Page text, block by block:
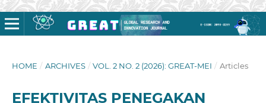
HOME / ARCHIVES / VOL. 2 NO. 2 (2026): GREAT-MEI / Articles
EFEKTIVITAS PENEGAKAN